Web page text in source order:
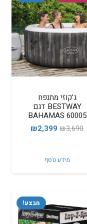
ג'קוזי מתנפח
BESTWAY דגם
BAHAMAS 60005
₪3,690
המחיר₪2,399
המחיר
מידע נוסף
מבצע!